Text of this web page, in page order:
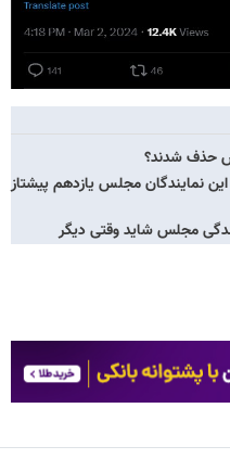
حذف شدند؟
نمایندگان مجلس یازدهم پیشتاز
مجلس شاید وقتی دیگر